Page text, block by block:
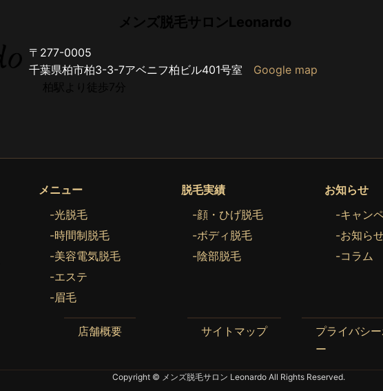
メンズ脱毛サロンLeonardo
〒277-0005
千葉県柏市柏3-3-7アベニフ柏ビル401号室
Google map
柏駅より徒歩7分
メニュー
-光脱毛
-時間制脱毛
-美容電気脱毛
-エステ
-眉毛
脱毛実績
-顔・ひげ脱毛
-ボディ脱毛
-陰部脱毛
お知らせ
-キャン
-お知ら
-コラム
店舗概要 サイトマップ
プライバシ
ー
Copyright © メンズ脱毛サロン Leonardo All Rights Reserved.